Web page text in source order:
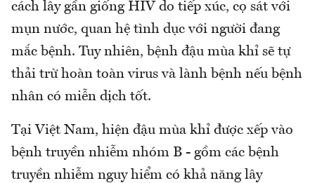
cách lây gần giống HIV do tiếp xúc, cọ sát với
mụn nước, quan hệ tình dục với người đang
mắc bệnh. Tuy nhiên, bệnh đậu mùa khỉ sẽ tự
thải trừ hoàn toàn virus và lành bệnh nếu bệnh
nhân có miễn dịch tốt.
Tại Việt Nam, hiện đậu mùa khỉ được xếp vào
bệnh truyền nhiễm nhóm B - gồm các bệnh
truyền nhiễm nguy hiểm có khả năng lây